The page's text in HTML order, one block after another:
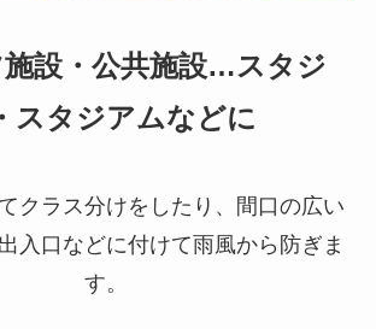
設・公共施設…スタジ
スタジアムなどに
クラス分けをしたり、間口の広い
入口などに付けて雨風から防ぎま
す。